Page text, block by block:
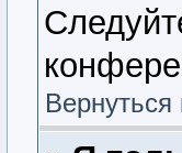
Вернуться